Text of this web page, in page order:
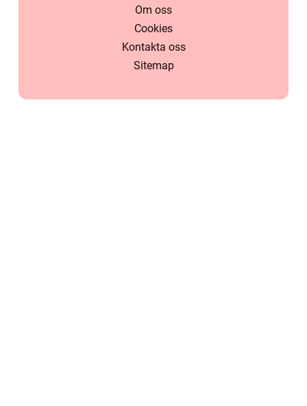
Om oss
Cookies
Kontakta oss
Sitemap